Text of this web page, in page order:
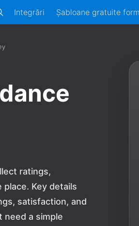
Integrări Șabloane gratuite
ratings,
Key details
satisfaction, and
need a simple